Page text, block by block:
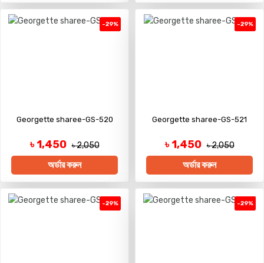
-29%
Georgette sharee-GS-520
৳ 1,450 ৳ 2,050
অর্ডার করুন
-29%
Georgette sharee-GS-521
৳ 1,450 ৳ 2,050
অর্ডার করুন
-29% -29%